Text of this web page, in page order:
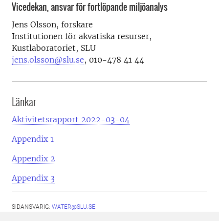
Vicedekan, ansvar för fortlöpande miljöanalys
Jens Olsson, forskare
Institutionen för akvatiska resurser,
Kustlaboratoriet, SLU
jens.olsson@slu.se, 010-478 41 44
Länkar
Aktivitetsrapport 2022-03-04
Appendix 1
Appendix 2
Appendix 3
SIDANSVARIG: WATER@SLU.SE